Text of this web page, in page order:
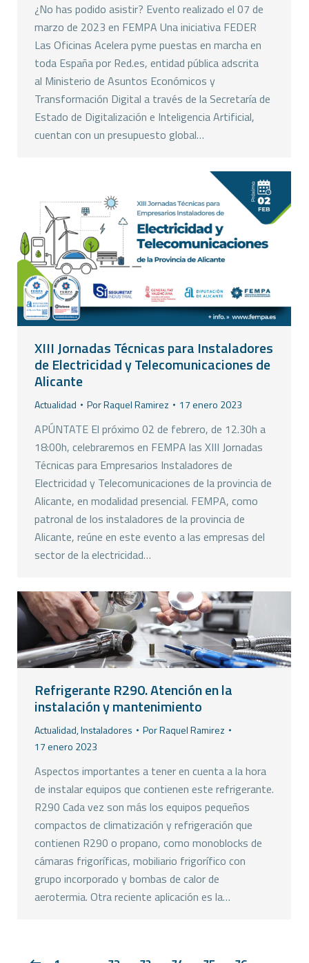
¿No has podido asistir? Evento realizado el 07 de
marzo de 2023 en FEMPA Una iniciativa FEDER
Las Oficinas Acelera pyme puestas en marcha en
toda España por Red.es, entidad pública adscrita
al Ministerio de Asuntos Económicos y
Transformación Digital a través de la Secretaría de
Estado de Digitalización e Inteligencia Artificial,
cuentan con un presupuesto global…
XIII Jornadas Técnicas para Instaladores
de Electricidad y Telecomunicaciones de
Alicante
Actualidad PorRaquel Ramirez 17 enero 2023
APÚNTATE El próximo 02 de febrero, de 12.30h a
18:00h, celebraremos en FEMPA las XIII Jornadas
Técnicas para Empresarios Instaladores de
Electricidad y Telecomunicaciones de la provincia de
Alicante, en modalidad presencial. FEMPA, como
patronal de los instaladores de la provincia de
Alicante, reúne en este evento a las empresas del
sector de la electricidad…
Refrigerante R290. Atención en la
instalación y mantenimiento
Actualidad,Instaladores PorRaquel Ramirez
17 enero 2023
Aspectos importantes a tener en cuenta a la hora
de instalar equipos que contienen este refrigerante.
R290 Cada vez son más los equipos pequeños
compactos de climatización y refrigeración que
contienen R290 o propano, como monoblocks de
cámaras frigoríficas, mobiliario frigorífico con
grupo incorporado y bombas de calor de
aerotermia. Otra reciente aplicación es la…